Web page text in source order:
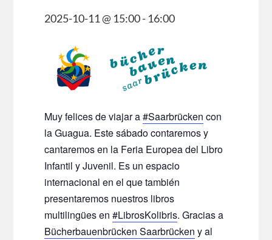
2025-10-11 @ 15:00- 16:00
Muy felices de viajar a#Saarbrücken con
la Guagua. Este sábado contaremos y
cantaremos en la Feria Europea del Libro
Infantil y Juvenil. Es un espacio
internacional en el que también
presentaremos nuestros libros
multilingües en #LibrosKolibris. Gracias a
Bücherbauenbrücken Saarbrücken y al